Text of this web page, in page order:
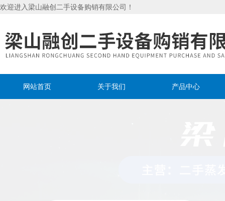
欢迎进入梁山融创二手设备购销有限公司！
网站首页 关于我们 产品中心